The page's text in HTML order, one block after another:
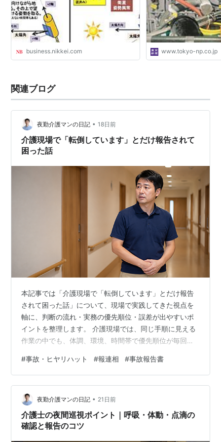
business.nikkei.com www.tokyo-np.co.jp
関連ブログ
夜勤介護マンの日記 • 18日前
介護現場で「転倒しています」とだけ報告されて
困った話
本記事では「介護現場で「転倒しています」とだけ報告
されて困った話」について、現場で実践してきた視点を
軸に、判断の流れ・実務の優先順位・誤差が出やすいポ
イントを整理します。 介護現場では、同じ手順に見える
作業の中でも、体調、環境、時間帯で優先順位が毎回変
ます」とだけ報告されて困った話に関わる時だけ必要な
追加観察を加えることで、判断の質が上がります。 まず
は状態観察から始めることが欠かせません。表情、呼
吸、皮膚温、疼痛サイン、介助への反応を簡潔に確認
し、実施中に起きる変化を1回ずつチェックリストに入れ
ると、再現性が高まります。 次に、動線と準備物の…
#事故・ヒヤリハット #報連相 #事故報告書
夜勤介護マンの日記 • 21日前
介護士の夜間巡視ポイント｜呼吸・体動・点滴の
確認と報告のコツ